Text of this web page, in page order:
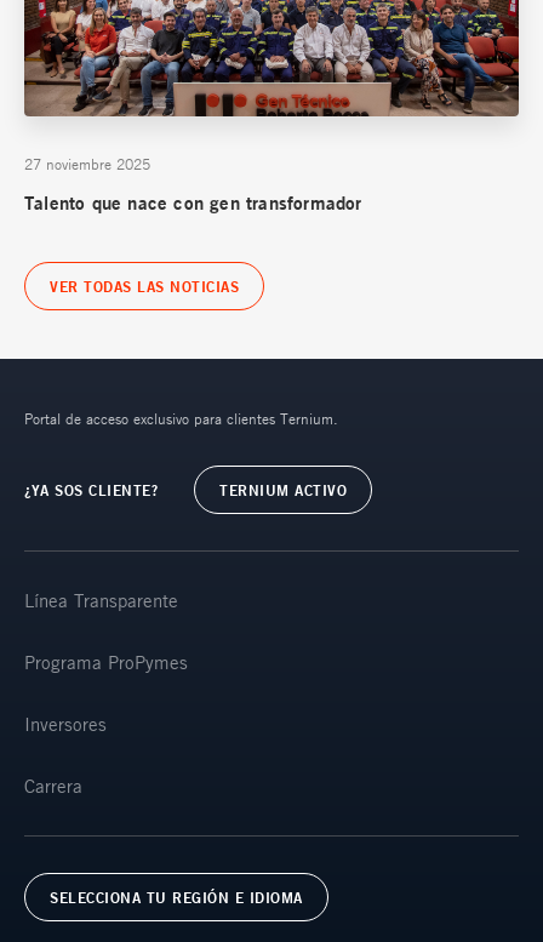
27 noviembre 2025
Talento que nace con gen transformador
VER TODAS LAS NOTICIAS
Portal de acceso exclusivo para clientes Ternium.
¿YA SOS CLIENTE? TERNIUM ACTIVO
Línea Transparente
Programa ProPymes
Inversores
Carrera
SELECCIONA TU REGIÓN E IDIOMA